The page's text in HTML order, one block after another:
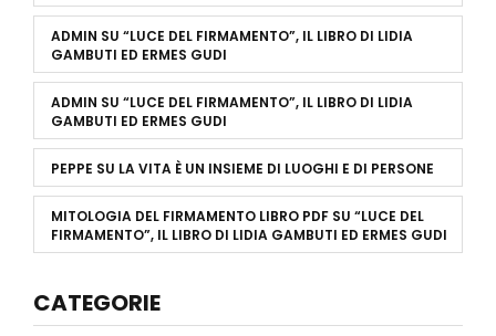
ADMIN SU “LUCE DEL FIRMAMENTO”, IL LIBRO DI LIDIA
GAMBUTI ED ERMES GUDI
ADMIN SU “LUCE DEL FIRMAMENTO”, IL LIBRO DI LIDIA
GAMBUTI ED ERMES GUDI
PEPPE SU LA VITA È UN INSIEME DI LUOGHI E DI PERSONE
MITOLOGIA DEL FIRMAMENTO LIBRO PDF SU “LUCE DEL
FIRMAMENTO”, IL LIBRO DI LIDIA GAMBUTI ED ERMES GUDI
CATEGORIE